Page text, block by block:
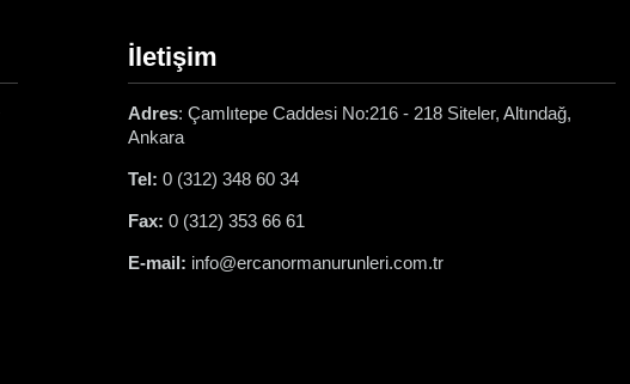
İletişim
Adres: Çamlıtepe Caddesi No:216 - 218 Siteler, Altındağ,
Ankara
Tel: 0 (312) 348 60 34
Fax: 0 (312) 353 66 61
E-mail: info@ercanormanurunleri.com.tr